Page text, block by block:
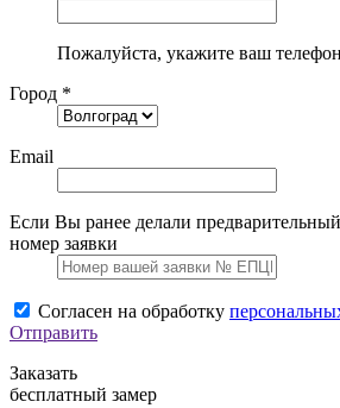
Пожалуйста, укажите ваш телефон
Город *
Email
Если Вы ранее делали предварительный
номер заявки
Согласен на обработку
Отправить
Заказать
бесплатный замер